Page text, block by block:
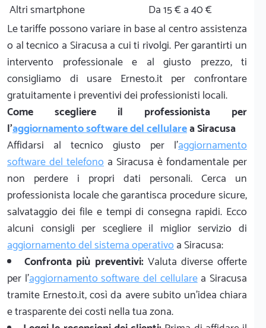
Altri smartphone
Da 15 € a 40 €
Le tariffe possono variare in base al centro assistenza
o al tecnico a Siracusa a cui ti rivolgi. Per garantirti un
intervento professionale e al giusto prezzo, ti
consigliamo di usare Ernesto.it per confrontare
gratuitamente i preventivi dei professionisti locali.
Come scegliere il professionista per
l'aggiornamento software del cellularea Siracusa
Affidarsi al tecnico giusto per l'aggiornamento
software del telefono a Siracusa è fondamentale per
non perdere i propri dati personali. Cerca un
professionista locale che garantisca procedure sicure,
salvataggio dei file e tempi di consegna rapidi. Ecco
alcuni consigli per scegliere il miglior servizio di
aggiornamento del sistema operativoa Siracusa:
Confronta più preventivi:Valuta diverse offerte
per l'aggiornamento software del cellularea Siracusa
tramite Ernesto.it, così da avere subito un'idea chiara
e trasparente dei costi nella tua zona.